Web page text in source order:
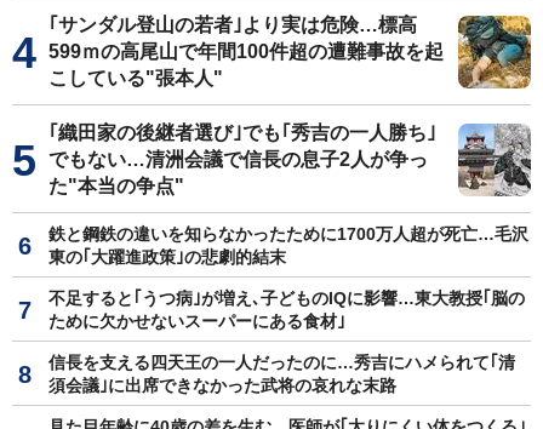
｢サンダル登山の若者｣より実は危険…標高
599ｍの高尾山で年間100件超の遭難事故を起
こしている"張本人"
｢織田家の後継者選び｣でも｢秀吉の一人勝ち｣
でもない…清洲会議で信長の息子2人が争っ
た"本当の争点"
鉄と鋼鉄の違いを知らなかったために1700万人超が死亡…毛沢
東の｢大躍進政策｣の悲劇的結末
不足すると｢うつ病｣が増え､子どものIQに影響…東大教授｢脳の
ために欠かせないスーパーにある食材｣
信長を支える四天王の一人だったのに…秀吉にハメられて｢清
須会議｣に出席できなかった武将の哀れな末路